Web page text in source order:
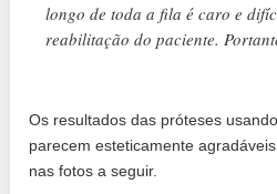
longo de toda a fila é caro e
reabilitação do paciente.
Os resultados das próteses
parecem esteticamente
nas fotos a seguir.